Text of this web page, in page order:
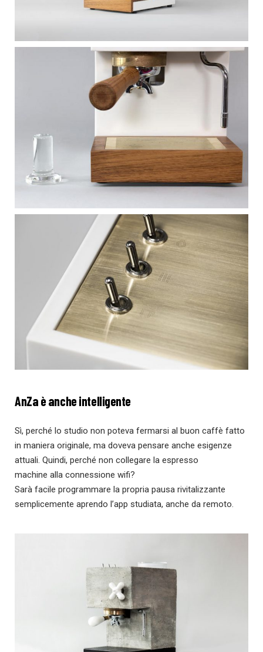
AnZa è anche intelligente
Sì, perché lo studio non poteva fermarsi al buon caffè fatto
in maniera originale, ma doveva pensare anche esigenze
attuali. Quindi, perché non collegare la espresso
machine alla connessione wifi?
Sarà facile programmare la propria pausa rivitalizzante
semplicemente aprendo l’app studiata, anche da remoto.